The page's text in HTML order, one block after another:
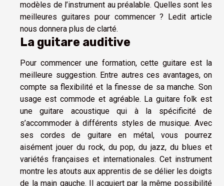
modèles de l’instrument au préalable. Quelles sont les
meilleures guitares pour commencer ? Ledit article
nous donnera plus de clarté.
La guitare auditive
Pour commencer une formation, cette guitare est la
meilleure suggestion. Entre autres ces avantages, on
compte sa flexibilité et la finesse de sa manche. Son
usage est commode et agréable. La guitare folk est
une guitare acoustique qui à la spécificité de
s’accommoder à différents styles de musique. Avec
ses cordes de guitare en métal, vous pourrez
aisément jouer du rock, du pop, du jazz, du blues et
variétés françaises et internationales. Cet instrument
montre les atouts aux apprentis de se délier les doigts
de la main gauche. Il acquiert par la même possibilité